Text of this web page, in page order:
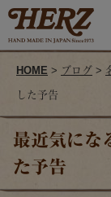
HOME > ブログ >
した予告
最近気にな
た予告